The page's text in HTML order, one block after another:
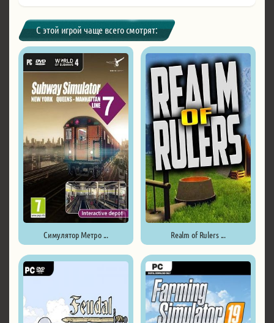
С этой игрой чаще всего смотрят:
Симулятор Метро ... Realm of Rulers ...